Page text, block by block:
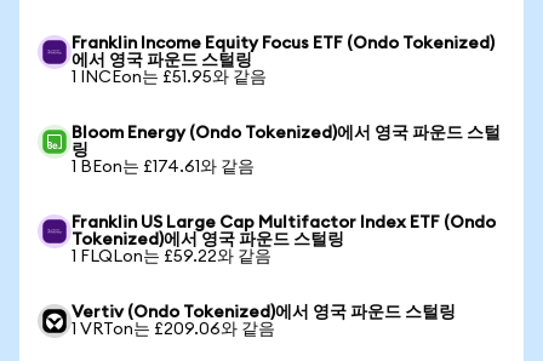
Franklin Income Equity Focus ETF (Ondo Tokenized)
에서 영국 파운드 스털링
1 INCEon는 £51.95와 같음
Bloom Energy (Ondo Tokenized)에서 영국 파운드 스털
링
1 BEon는 £174.61와 같음
Franklin US Large Cap Multifactor Index ETF (Ondo
Tokenized)에서 영국 파운드 스털링
1 FLQLon는 £59.22와 같음
Vertiv (Ondo Tokenized)에서 영국 파운드 스털링
1 VRTon는 £209.06와 같음